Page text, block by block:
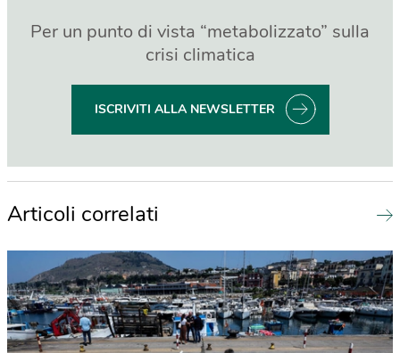
Per un punto di vista “metabolizzato” sulla
crisi climatica
ISCRIVITI ALLA NEWSLETTER
Articoli correlati